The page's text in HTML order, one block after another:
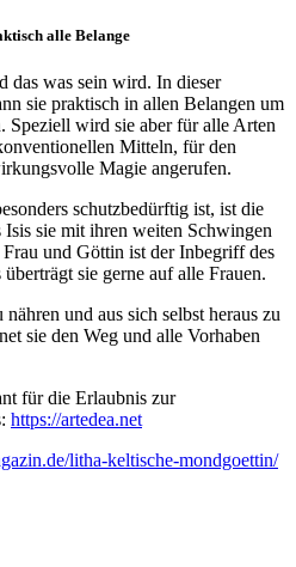
alle Belange
das was sein wird. In dieser
sie praktisch in allen Belangen um
Speziell wird sie aber für alle Arten
Mitteln, für den
Magie angerufen.
schutzbedürftig ist, ist die
sie mit ihren weiten Schwingen
und Göttin ist der Inbegriff des
sie gerne auf alle Frauen.
und aus sich selbst heraus zu
sie den Weg und alle Vorhaben
für die Erlaubnis zur
https://artedea.net
litha-keltische-mondgoettin/